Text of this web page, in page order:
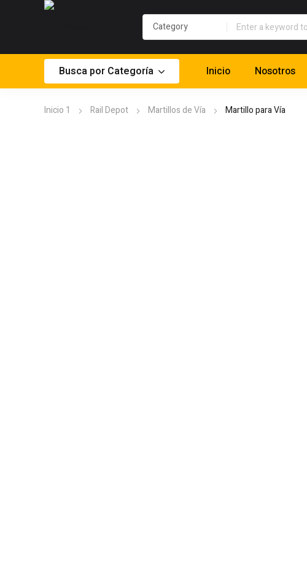
Busca por Categoría Inicio Nosotros
Inicio 1 Rail Depot Martillos de Vía Martillo para Vía